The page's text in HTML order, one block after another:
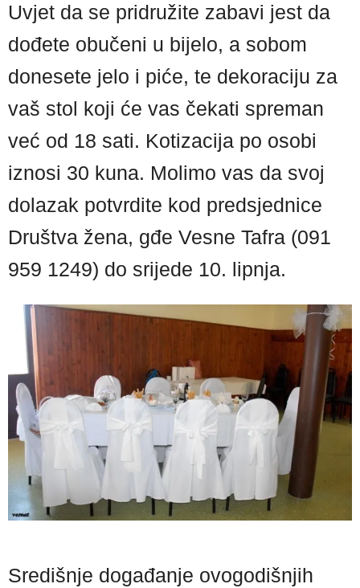
Uvjet da se pridružite zabavi jest da
dođete obučeni u bijelo, a sobom
donesete jelo i piće, te dekoraciju za
vaš stol koji će vas čekati spreman
već od 18 sati. Kotizacija po osobi
iznosi 30 kuna. Molimo vas da svoj
dolazak potvrdite kod predsjednice
Društva žena, gđe Vesne Tafra (091
959 1249) do srijede 10. lipnja.
Središnje događanje ovogodišnjih